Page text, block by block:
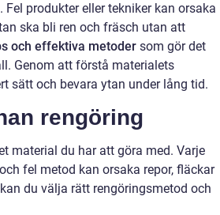
produkter eller tekniker kan orsaka
ska bli ren och fräsch utan att
och effektiva metoder som gör det
Genom att förstå materialets
sätt och bevara ytan under lång tid.
rengöring
material du har att göra med. Varje
fel metod kan orsaka repor, fläckar
du välja rätt rengöringsmetod och